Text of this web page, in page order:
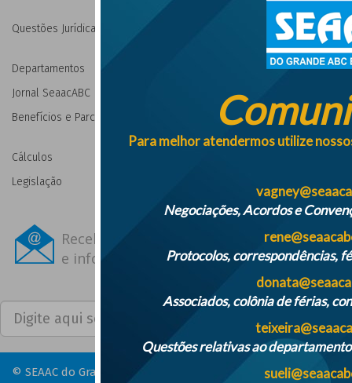
Para melhor atendermos utilize
Negociações, Acordos e
Protocolos, correspondências,
Associados, colônia de férias,
Questões relativas ao
Questões Jurídicas
Departamentos
Jornal SeaacABC
Benefícios e Parcerias
Cálculos
Legislação
Receba novidades
e informações por e-mail
Cadastrar
© SEAAC do Grande ABC e Região – 2026